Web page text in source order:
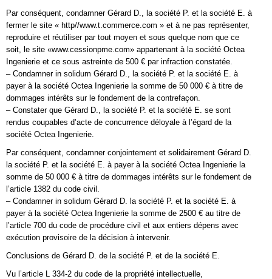
Par conséquent, condamner Gérard D., la société P. et la société E. à
fermer le site « http//www.t.commerce.com » et à ne pas représenter,
reproduire et réutiliser par tout moyen et sous quelque nom que ce
soit, le site «www.cessionpme.com» appartenant à la société Octea
Ingenierie et ce sous astreinte de 500 € par infraction constatée.
– Condamner in solidum Gérard D., la société P. et la société E. à
payer à la société Octea Ingenierie la somme de 50 000 € à titre de
dommages intérêts sur le fondement de la contrefaçon.
– Constater que Gérard D., la société P. et la société E. se sont
rendus coupables d’acte de concurrence déloyale à l’égard de la
société Octea Ingenierie.
Par conséquent, condamner conjointement et solidairement Gérard D.
la société P. et la société E. à payer à la société Octea Ingenierie la
somme de 50 000 € à titre de dommages intérêts sur le fondement de
l’article 1382 du code civil.
– Condamner in solidum Gérard D. la société P. et la société E. à
payer à la société Octea Ingenierie la somme de 2500 € au titre de
l’article 700 du code de procédure civil et aux entiers dépens avec
exécution provisoire de la décision à intervenir.
Conclusions de Gérard D. de la société P. et de la société E.
Vu l’article L 334-2 du code de la propriété intellectuelle,